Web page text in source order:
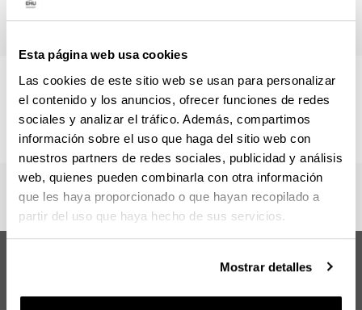
Esta página web usa cookies
Las cookies de este sitio web se usan para personalizar
el contenido y los anuncios, ofrecer funciones de redes
sociales y analizar el tráfico. Además, compartimos
información sobre el uso que haga del sitio web con
nuestros partners de redes sociales, publicidad y análisis
web, quienes pueden combinarla con otra información
que les haya proporcionado o que hayan recopilado a
partir del uso que haya hecho de sus servicios.
Mostrar detalles
Calendario
Consulta elcalendario docente,calendario de evaluación
y elhorariodel Máster Universitario en Economía:
Instrumentos del Análisis Económico .
Sugerencias y